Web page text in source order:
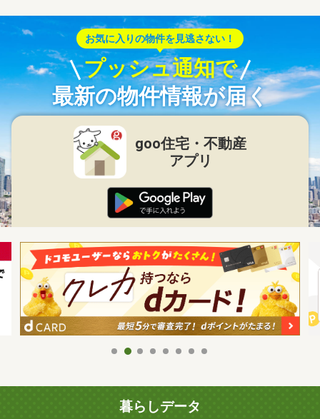
お気に入りの物件を見逃さない！
プッシュ通知で
最新の物件情報が届く
goo住宅・不動産
アプリ
暮らしデータ